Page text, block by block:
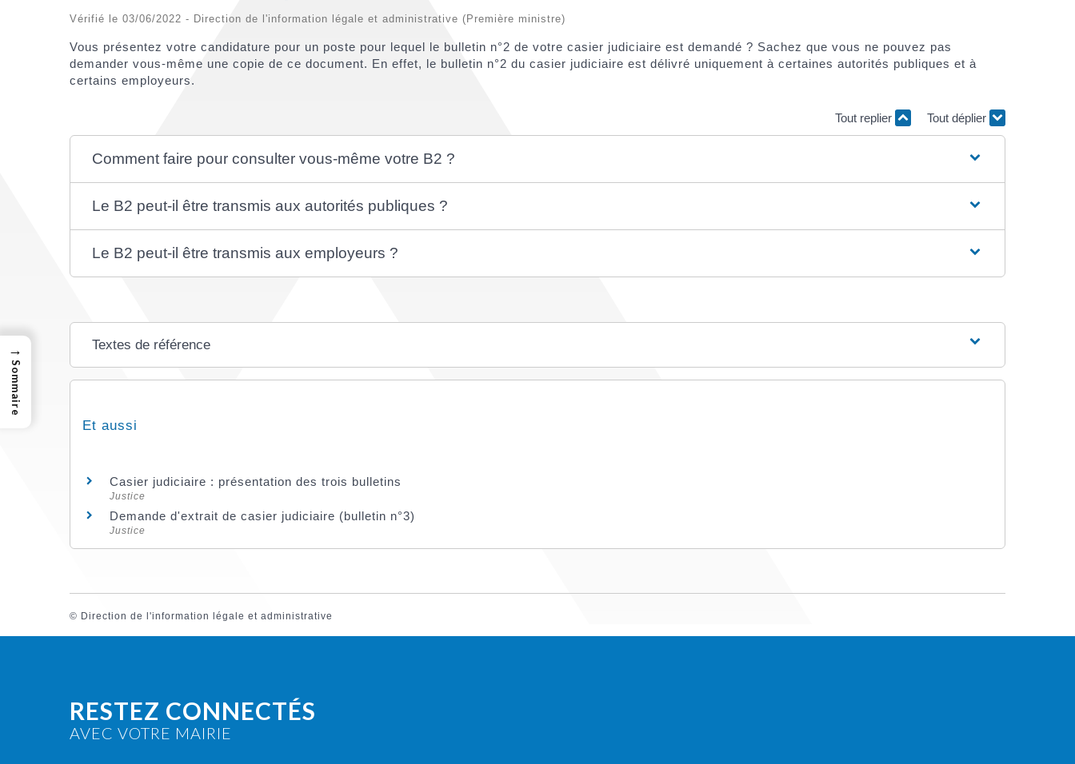
Vérifié le 03/06/2022 - Direction de l'information légale et administrative (Première ministre)
Vous présentez votre candidature pour un poste pour lequel le bulletin n°2 de votre casier judiciaire est demandé ? Sachez que vous ne pouvez pas
demander vous-même une copie de ce document. En effet, le bulletin n°2 du casier judiciaire est délivré uniquement à certaines autorités publiques et à
certains employeurs.
Tout replier Tout déplier
Comment faire pour consulter vous-même votre B2 ?
Le B2 peut-il être transmis aux autorités publiques ?
Le B2 peut-il être transmis aux employeurs ?
Textes de référence
Et aussi
Casier judiciaire : présentation des trois bulletins
Justice
Demande d'extrait de casier judiciaire (bulletin n°3)
Justice
© Direction de l'information légale et administrative
RESTEZ CONNECTÉS
AVEC VOTRE MAIRIE
→
Sommaire